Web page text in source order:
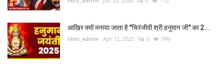
आखिर क्यों मनाया जाता है "चिरंजीवी श्री हनुमान जी" का 2...
nbtv_admin Apr 12, 2025 0 599